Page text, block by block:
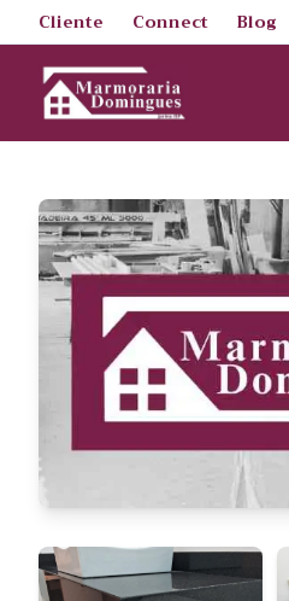
Cliente Connect Blog